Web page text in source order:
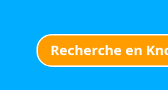
Recherche en